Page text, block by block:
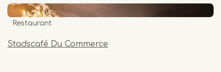
Stadscafé Du Commerce
Restaurant